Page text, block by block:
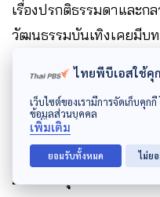
เรื่องปรกติธรรมดาและก
วัฒนธรรมบันเทิงเคยมีบ
ใ
ตุ๊ดตู่”และ
เทศเทย”พ.ศ. 2543
2. ความรุนแรงเชิงโค
ไทยพีบีเอสใช้คุ
เว็บไซต์ของเรามีการจัดเก็บคุ
ข้อมูลส่วนบุคคล
เพิ่มเติม
ยอมรับทั้งหมด ไม่ย